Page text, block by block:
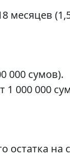
месяцев
000 сумов).
000 000
на